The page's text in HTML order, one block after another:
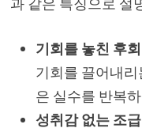
과 같은 특징으로 설
기회를 놓친 후
기회를 끌어내
은 실수를 반복
성취감 없는 조급